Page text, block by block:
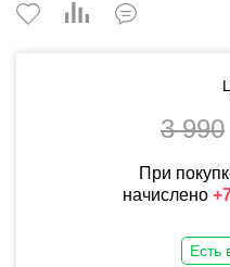
3 990
При
начислено
Есть